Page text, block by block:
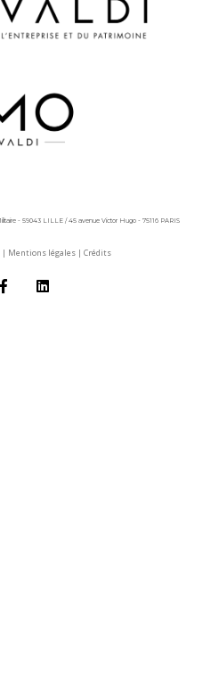
- 59043 LILLE / 45 avenue Victor Hugo - 75116 PARIS
| Mentions légales | Crédits